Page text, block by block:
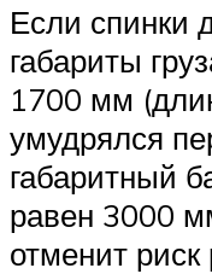
Если спинки
габариты
1700 мм
умудрялся
габаритный
равен 3000
отменит риск